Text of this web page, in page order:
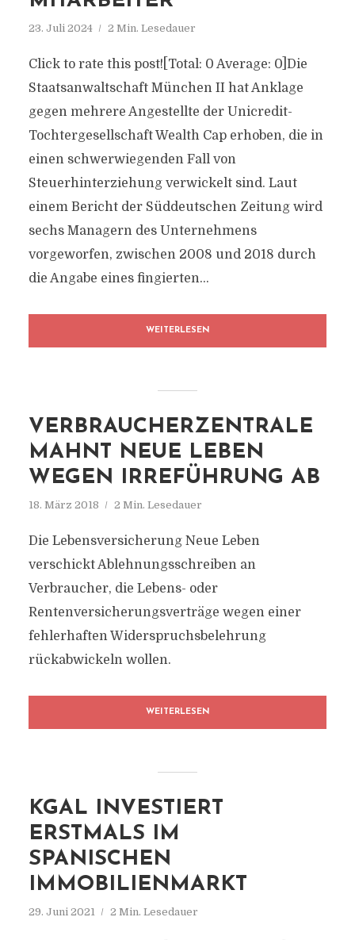
23. Juli 2024 2 Min. Lesedauer
Click to rate this post![Total: 0 Average: 0]Die
Staatsanwaltschaft München II hat Anklage
gegen mehrere Angestellte der Unicredit-
Tochtergesellschaft Wealth Cap erhoben, die in
einen schwerwiegenden Fall von
Steuerhinterziehung verwickelt sind. Laut
einem Bericht der Süddeutschen Zeitung wird
sechs Managern des Unternehmens
vorgeworfen, zwischen 2008 und 2018 durch
die Angabe eines fingierten...
WEITERLESEN
VERBRAUCHERZENTRALE
MAHNT NEUE LEBEN
WEGEN IRREFÜHRUNG AB
18. März 2018 2 Min. Lesedauer
Die Lebensversicherung Neue Leben
verschickt Ablehnungsschreiben an
Verbraucher, die Lebens- oder
Rentenversicherungsverträge wegen einer
fehlerhaften Widerspruchsbelehrung
rückabwickeln wollen.
WEITERLESEN
KGAL INVESTIERT
ERSTMALS IM
SPANISCHEN
IMMOBILIENMARKT
29. Juni 2021 2 Min. Lesedauer